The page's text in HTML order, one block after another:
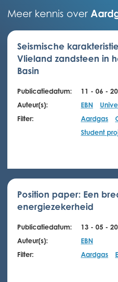
Meer kennis over
Seismische
Vlieland zandsteen in
Basin
Publicatiedatum:
11 - 06 -
Auteur(s):
EBN
Filter:
Aardgas
Student
Position paper: Een
energiezekerheid
Publicatiedatum:
13 - 05 -
Auteur(s):
EBN
Filter:
Aardgas